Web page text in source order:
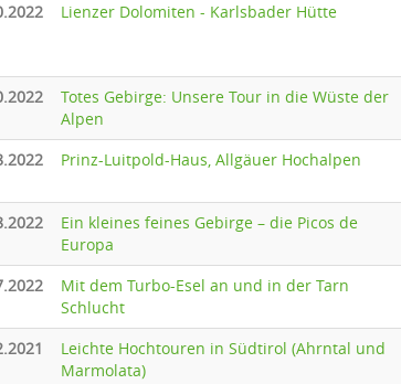
Lienzer Dolomiten - Karlsbader Hütte
Totes Gebirge: Unsere Tour in die Wüste der
Alpen
Prinz-Luitpold-Haus, Allgäuer Hochalpen
Ein kleines feines Gebirge – die Picos de
Europa
Mit dem Turbo-Esel an und in der Tarn
Schlucht
Leichte Hochtouren in Südtirol (Ahrntal und
Marmolata)